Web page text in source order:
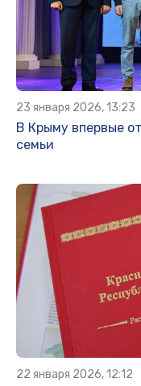
23 января 2026, 13:23
В Крыму впервые
семьи
22 января 2026, 12:12